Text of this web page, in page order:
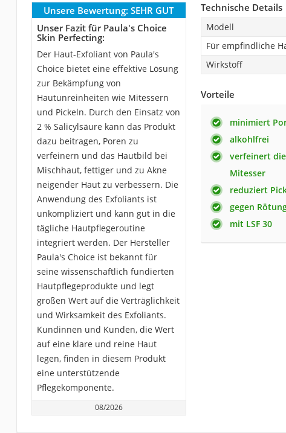
Unsere Bewertung: SEHR GUT
Unser Fazit für Paula's Choice
Skin Perfecting:
Der Haut-Exfoliant von Paula's
Choice bietet eine effektive Lösung
zur Bekämpfung von
Hautunreinheiten wie Mitessern
und Pickeln. Durch den Einsatz von
2 % Salicylsäure kann das Produkt
dazu beitragen, Poren zu
verfeinern und das Hautbild bei
Mischhaut, fettiger und zu Akne
neigender Haut zu verbessern. Die
Anwendung des Exfoliants ist
unkompliziert und kann gut in die
tägliche Hautpflegeroutine
integriert werden. Der Hersteller
Paula's Choice ist bekannt für
seine wissenschaftlich fundierten
Hautpflegeprodukte und legt
großen Wert auf die Verträglichkeit
und Wirksamkeit des Exfoliants.
Kundinnen und Kunden, die Wert
auf eine klare und reine Haut
legen, finden in diesem Produkt
eine unterstützende
Pflegekomponente.
08/2026
Technische Details
Modell
Für empfindliche
Wirkstoff
Vorteile
minimiert
alkohlfrei
verfeinert
Mitesser
reduziert
gegen
mit LSF 30